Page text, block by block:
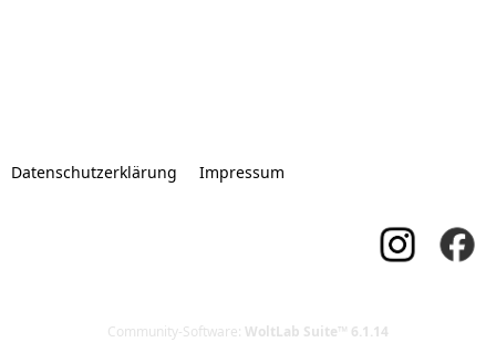
Datenschutzerklärung Impressum
Community-Software: WoltLab Suite™ 6.1.14